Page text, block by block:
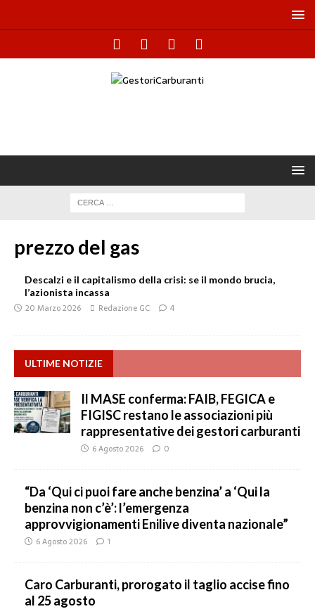
prezzo del gas
Descalzi e il capitalismo della crisi: se il mondo brucia,
l’azionista incassa
20 Marzo 2026 Redazione GC 4
ULTIME NOTIZIE
Il MASE conferma: FAIB, FEGICA e
FIGISC restano le associazioni più
rappresentative dei gestori carburanti
6 Agosto 2026 0
“Da ‘Qui ci puoi fare anche benzina’ a ‘Qui la
benzina non c’è’: l’emergenza
approvvigionamenti Enilive diventa nazionale”
6 Agosto 2026 1
Caro Carburanti, prorogato il taglio accise fino
al 25 agosto